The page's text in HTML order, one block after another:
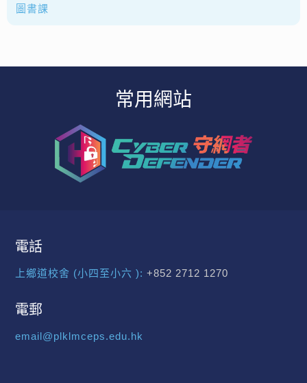
圖書課
常用網站
電話
上鄉道校舍 (小四至小六 ): +852 2712 1270
電郵
email@plklmceps.edu.hk